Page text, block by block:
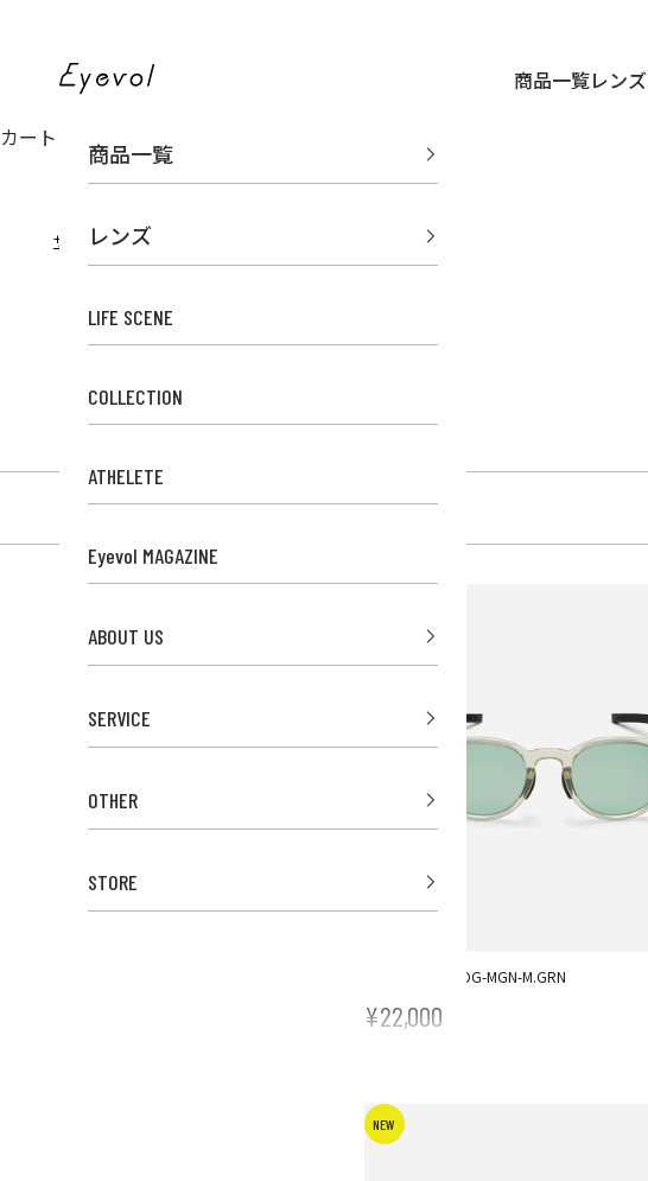
Eyevol Online Store 商品一覧レンズ
商品一覧
レンズ
LIFE SCENE
COLLECTION
ATHELETE
Eyevol MAGAZINE
ABOUT US
SERVICE
OTHER
STORE
カート
サングラスのEyevol TOP
ABELL (49) BC-DG-MGN-M.GRN
セール価格
¥22,000
NEW